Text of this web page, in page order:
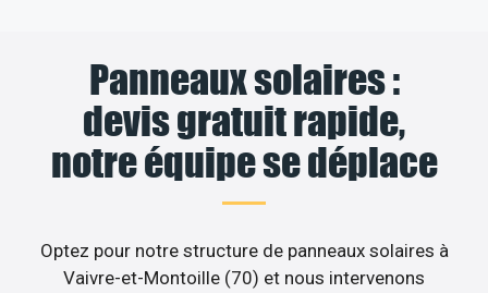
Panneaux solaires :
devis gratuit rapide,
notre équipe se déplace
Optez pour notre structure de panneaux solaires à
Vaivre-et-Montoille (70) et nous intervenons